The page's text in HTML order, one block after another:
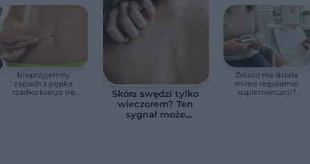
Nieprzyjemny
zapach z pępka
rzadko bierze się
Skóra swędzi tylko
wieczorem? Ten
sygnał może
Żelazo nie działa
mimo regularnej
suplementacji?